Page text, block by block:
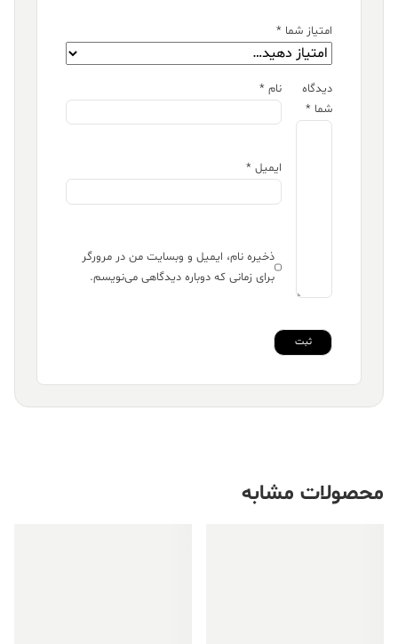
امتیاز شما *
دیدگاه
شما *
نام *
ایمیل *
ذخیره نام، ایمیل و وبسایت من در مرورگر
برای زمانی که دوباره دیدگاهی می‌نویسم.
محصولات مشابه